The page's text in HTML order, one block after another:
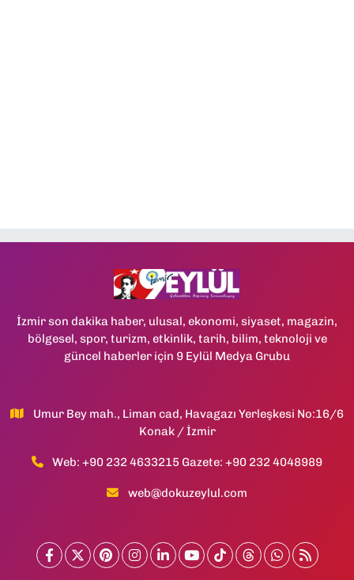
İzmir son dakika haber, ulusal, ekonomi, siyaset, magazin,
bölgesel, spor, turizm, etkinlik, tarih, bilim, teknoloji ve
güncel haberler için 9 Eylül Medya Grubu
Umur Bey mah., Liman cad, Havagazı Yerleşkesi No:16/6
Konak / İzmir
Web: +90 232 4633215 Gazete: +90 232 4048989
web@dokuzeylul.com